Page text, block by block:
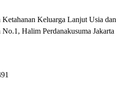
Keluarga Lanjut Usia dan
No.1, Halim Perdanakusuma Jakarta